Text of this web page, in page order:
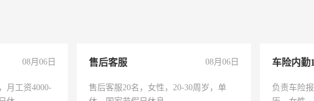
08月06日
月工资4000-
售后客服 08月06日
售后客服20名，女性，20-30周岁，单
车险内勤
负责车险